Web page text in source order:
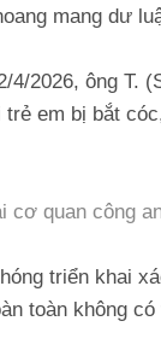
mang dư
2026, ông T.
em bị bắt
cơ quan công
triển khai
toàn không